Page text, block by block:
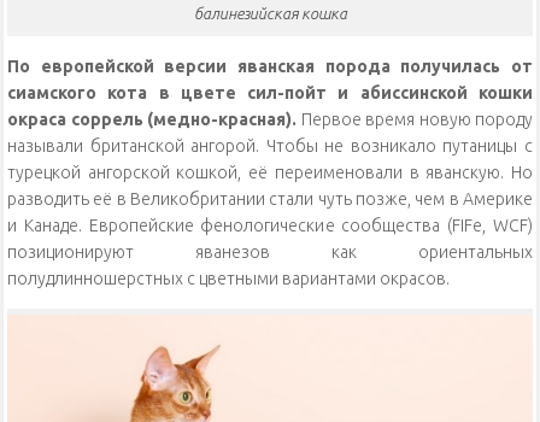
балинезийская кошка
По европейской версии яванская порода получилась от
сиамского кота в цвете сил-пойт и абиссинской кошки
окраса соррель (медно-красная). Первое время новую породу
называли британской ангорой. Чтобы не возникало путаницы с
турецкой ангорской кошкой, её переименовали в яванскую. Но
разводить её в Великобритании стали чуть позже, чем в Америке
и Канаде. Европейские фенологические сообщества (FIFe, WCF)
позиционируют яванезов как ориентальных
полудлинношерстных с цветными вариантами окрасов.